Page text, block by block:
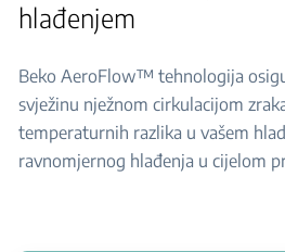
hlađenjem
Beko AeroFlow™ tehnologija
svježinu nježnom cirkulacijom
temperaturnih razlika u vašem
ravnomjernog hlađenja u cijelom